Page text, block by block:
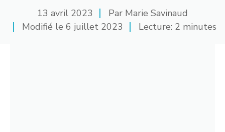
13 avril 2023 Par Marie Savinaud
Modifié le 6 juillet 2023 Lecture: 2 minutes